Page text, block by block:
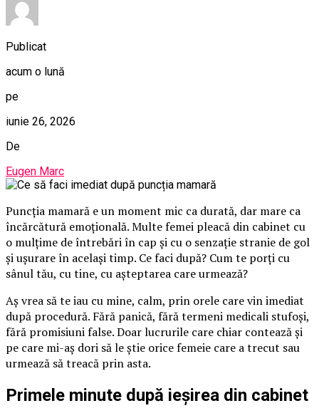
Publicat
acum o lună
pe
iunie 26, 2026
De
Eugen Marc
Puncția mamară e un moment mic ca durată, dar mare ca
încărcătură emoțională. Multe femei pleacă din cabinet cu
o mulțime de întrebări în cap și cu o senzație stranie de gol
și ușurare în același timp. Ce faci după? Cum te porți cu
sânul tău, cu tine, cu așteptarea care urmează?
Aș vrea să te iau cu mine, calm, prin orele care vin imediat
după procedură. Fără panică, fără termeni medicali stufoși,
fără promisiuni false. Doar lucrurile care chiar contează și
pe care mi-aș dori să le știe orice femeie care a trecut sau
urmează să treacă prin asta.
Primele minute după ieșirea din cabinet